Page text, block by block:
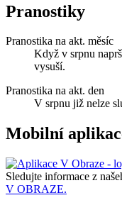
Pranostiky
Pranostika na akt. měsíc
Když v srpnu
vysuší.
Pranostika na akt. den
V srpnu již nelze
Mobilní
Sledujte informace z
V OBRAZE.